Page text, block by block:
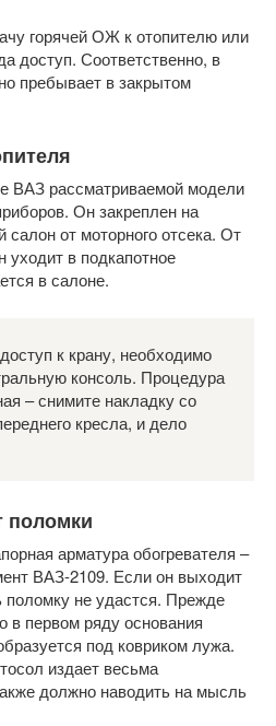
горячей ОЖ к отопителю или
доступ. Соответственно, в
пребывает в закрытом
ВАЗ рассматриваемой модели
Он закреплен на
от моторного отсека. От
уходит в подкапотное
в салоне.
к крану, необходимо
консоль. Процедура
– снимите накладку со
кресла, и дело
поломки
арматура обогревателя –
ВАЗ-2109. Если он выходит
поломку не удастся. Прежде
в первом ряду основания
под ковриком лужа.
издает весьма
должно наводить на мысль